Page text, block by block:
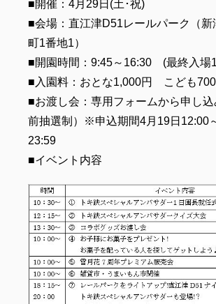
■開催：4月29日(土･祝)
■会場：直江津D51レールパーク（新
町1番地1）
■開園時間：9:45～16:30 (最終入場
■入園料：おとな1,000円 こども700
■お渡し会：専用フォームから申し
前抽選制）※申込期間4月19日12:00
23:59
■イベント内容